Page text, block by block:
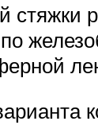
стяжки